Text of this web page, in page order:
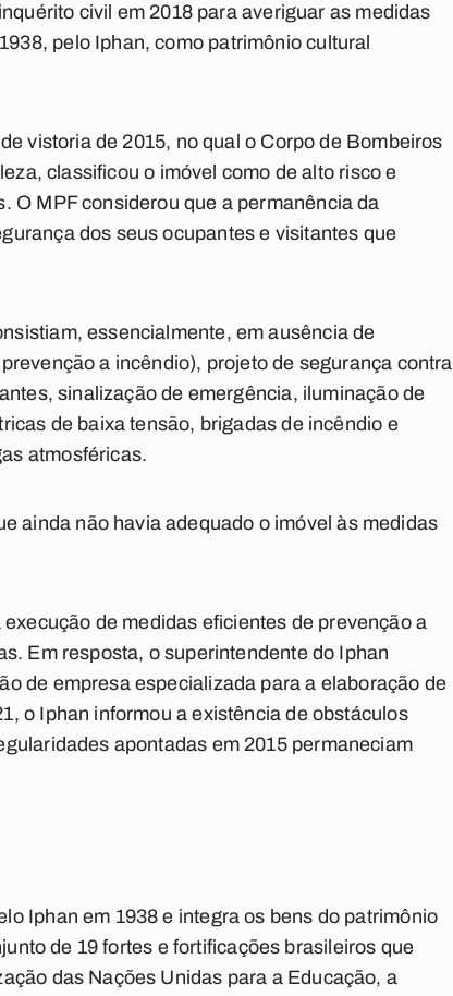
civil em 2018 para averiguar as medidas
pelo Iphan, como patrimônio cultural
vistoria de 2015, no qual o Corpo de Bombeiros
classificou o imóvel como de alto risco e
O MPF considerou que a permanência da
dos seus ocupantes e visitantes que
essencialmente, em ausência de
a incêndio), projeto de segurança contra
sinalização de emergência, iluminação de
de baixa tensão, brigadas de incêndio e
atmosféricas.
ainda não havia adequado o imóvel às medidas
de medidas eficientes de prevenção a
Em resposta, o superintendente do Iphan
de empresa especializada para a elaboração de
o Iphan informou a existência de obstáculos
apontadas em 2015 permaneciam
Iphan em 1938 e integra os bens do patrimônio
de 19 fortes e fortificações brasileiros que
das Nações Unidas para a Educação, a